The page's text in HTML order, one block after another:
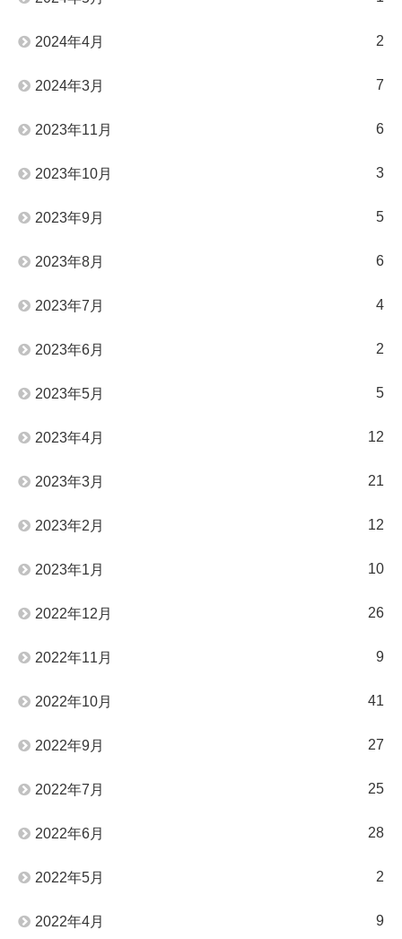
2024年4月 2
2024年3月 7
2023年11月 6
2023年10月 3
2023年9月 5
2023年8月 6
2023年7月 4
2023年6月 2
2023年5月 5
2023年4月 12
2023年3月 21
2023年2月 12
2023年1月 10
2022年12月 26
2022年11月 9
2022年10月 41
2022年9月 27
2022年7月 25
2022年6月 28
2022年5月 2
2022年4月 9